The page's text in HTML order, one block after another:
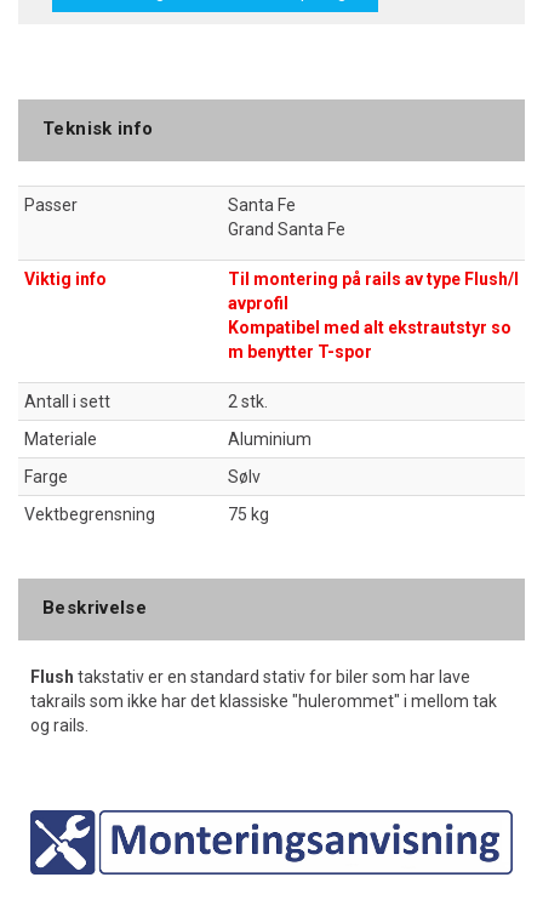
Teknisk info
Passer
Santa Fe
Grand Santa Fe
Viktig info
Til montering på rails av type Flush/l
avprofil
Kompatibel med alt ekstrautstyr so
m benytter T-spor
Antall i sett
2 stk.
Materiale
Aluminium
Farge
Sølv
Vektbegrensning
75 kg
Beskrivelse
Flush takstativ er en standard stativ for biler som har lave
takrails som ikke har det klassiske "hulerommet" i mellom tak
og rails.